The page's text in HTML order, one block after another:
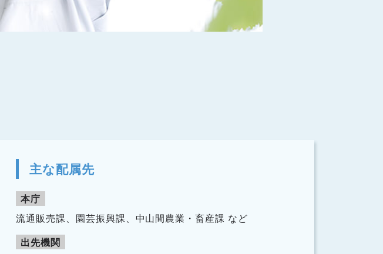
主な配属先
本庁
流通販売課、園芸振興課、中山間農業・畜産課 など
出先機関